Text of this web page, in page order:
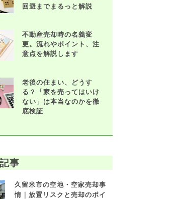
回避までまるっと解説
不動産売却時の名義変
更。流れやポイント、注
意点を解説します
老後の住まい、どうす
る？「家を売ってはいけ
ない」は本当なのかを徹
底検証
事
久留米市の空地・空家売却事
情｜放置リスクと売却のポイ